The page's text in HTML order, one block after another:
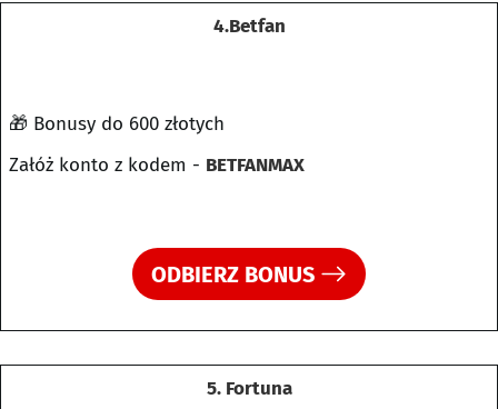
4.Betfan
🎁 Bonusy do 600 złotych
Załóż konto z kodem - BETFANMAX
ODBIERZ BONUS
5. Fortuna